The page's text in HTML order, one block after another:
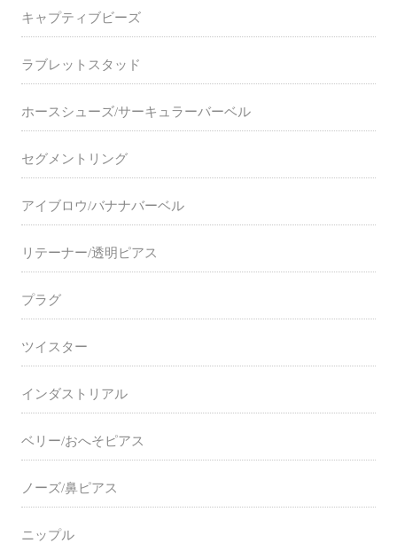
キャプティブビーズ
ラブレットスタッド
ホースシューズ/サーキュラーバーベル
セグメントリング
アイブロウ/バナナバーベル
リテーナー/透明ピアス
プラグ
ツイスター
インダストリアル
ベリー/おへそピアス
ノーズ/鼻ピアス
ニップル